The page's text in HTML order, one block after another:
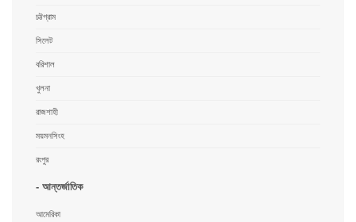
চট্টগ্রাম
সিলেট
বরিশাল
খুলনা
রাজশাহী
ময়মনসিংহ
রংপুর
- আন্তর্জাতিক
আমেরিকা